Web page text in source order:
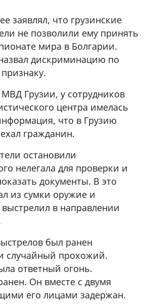
заявлял, что грузинские
не позволили ему принять
мира в Болгарии.
дискриминацию по
Грузии, у сотрудников
центра имелась
что в Грузию
гражданин.
остановили
нелегала для проверки и
документы. В это
из сумки оружие и
в направлении
был ранен
случайный прохожий.
ответный огонь.
Он вместе с двумя
его лицами задержан.